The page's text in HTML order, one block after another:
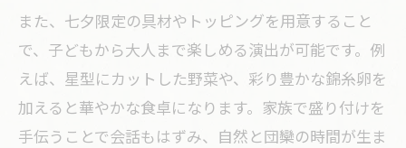
夫
家族で作る七夕そばの手軽なアレンジ法
伝統を守る七夕そばレシピの選び方
七夕そばの味わいを引き立てる調理のコ
また、七夕限定の具材やトッピングを用意すること
で、子どもから大人まで楽しめる演出が可能です。例
えば、星型にカットした野菜や、彩り豊かな錦糸卵を
加えると華やかな食卓になります。家族で盛り付けを
手伝うことで会話もはずみ、自然と団欒の時間が生ま